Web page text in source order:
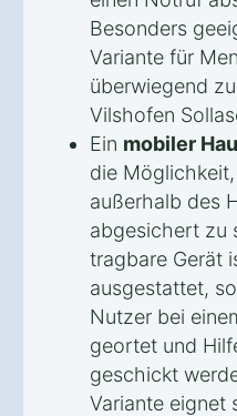
Besonders
Variante für
überwiegend
Vilshofen
Ein mobiler
die
außerhalb des
abgesichert zu
tragbare Gerät
ausgestattet,
Nutzer bei
geortet und
geschickt
Variante eignet